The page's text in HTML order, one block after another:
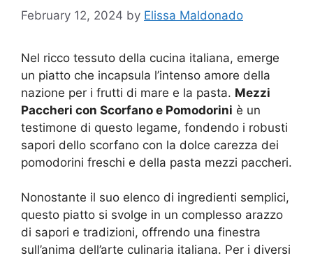
February 12, 2024 by Elissa Maldonado
Nel ricco tessuto della cucina italiana, emerge
un piatto che incapsula l’intenso amore della
nazione per i frutti di mare e la pasta. Mezzi
Paccheri con Scorfano e Pomodorini è un
testimone di questo legame, fondendo i robusti
sapori dello scorfano con la dolce carezza dei
pomodorini freschi e della pasta mezzi paccheri.
Nonostante il suo elenco di ingredienti semplici,
questo piatto si svolge in un complesso arazzo
di sapori e tradizioni, offrendo una finestra
sull’anima dell’arte culinaria italiana. Per i diversi